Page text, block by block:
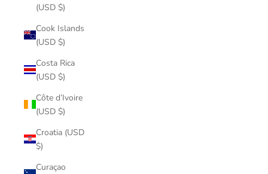
(USD $)
Cook Islands
(USD $)
Costa Rica
(USD $)
Côte d’Ivoire
(USD $)
Croatia (USD
$)
Curaçao